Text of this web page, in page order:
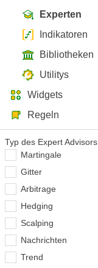
Experten
Indikatoren
Bibliotheken
Utilitys
Widgets
Regeln
Typ des Expert Advisors
Martingale
Gitter
Arbitrage
Hedging
Scalping
Nachrichten
Trend